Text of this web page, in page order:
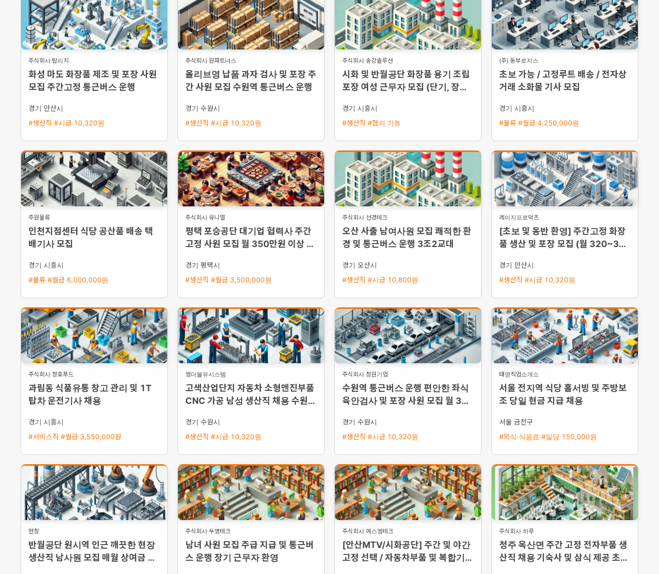
주식회사 탑리치
화성 마도 화장품 제조 및 포장 사원
모집 주간고정 통근버스 운행
경기 안산시
#생산직 #시급 10,320원
주식회사 원파트너스
올리브영 납품 과자 검사 및 포장 주
간 사원 모집 수원역 통근버스 운행
경기 수원시
#생산직 #시급 10,320원
주식회사 송강솔루션
시화 및 반월공단 화장품 용기 조립
포장 여성 근무자 모집 (단기, 장기,
경기 시흥시
#생산직 #협의 가능
(주) 동부로지스
초보 가능 / 고정루트 배송 / 전자상
거래 소화물 기사 모집
경기 시흥시
#물류 #월급 4,250,000원
주원물류
인천지점센터 식당 공산품 배송 택
배기사 모집
경기 시흥시
#물류 #월급 6,000,000원
주식회사 유니엘
평택 포승공단 대기업 협력사 주간
고정 사원 모집 월 350만원 이상 가
경기 평택시
#생산직 #월급 3,500,000원
주식회사 선경테크
오산 사출 남여사원 모집 쾌적한 환
경 및 통근버스 운행 3조2교대
경기 오산시
#생산직 #시급 10,800원
레이지프로덕츠
[초보 및 동반 환영] 주간고정 화장
품 생산 및 포장 모집 (월 320~330
경기 안산시
#생산직 #시급 10,320원
주식회사 청호푸드
과림동 식품유통 창고 관리 및 1T
탑차 운전기사 채용
경기 시흥시
#서비스직 #월급 3,550,000원
엠더블유시스템
고색산업단지 자동차 소형엔진부품
CNC 가공 남성 생산직 채용 수원역
경기 수원시
#생산직 #시급 10,320원
주식회사 정원기업
수원역 통근버스 운행 편안한 좌식
육안검사 및 포장 사원 모집 월 350
경기 수원시
#생산직 #시급 10,320원
태영직업소개소
서울 전지역 식당 홀서빙 및 주방보
조 당일 현금 지급 채용
서울 금천구
#외식·식음료 #일당 150,000원
현창
반월공단 원시역 인근 깨끗한 현장
생산직 남사원 모집 매월 상여금 약
주식회사 두영테크
남녀 사원 모집 주급 지급 및 통근버
스 운행 장기 근무자 환영
주식회사 에스엠테크
[안산MTV/시화공단] 주간 및 야간
고정 선택 / 자동차부품 및 복합기
주식회사 하루
청주 옥산면 주간 고정 전자부품 생
산직 채용 기숙사 및 삼식 제공 초보